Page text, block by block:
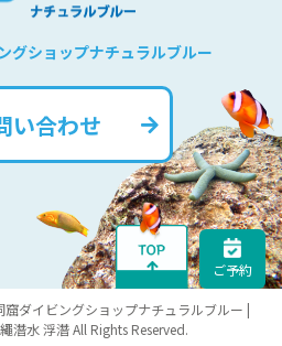
グショップナチュラルブルー
い合わせ
ダイビングショップナチュラルブルー |
潛水 浮潛 All Rights Reserved.
ご予約